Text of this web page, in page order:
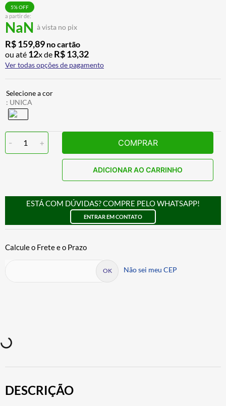
a partir de:
NaN à vista no pix
5% OFF
R$159,89 no cartão
ou até 12x de R$13,32
Ver todas opções de pagamento
: UNICA
- 1 + COMPRAR
ADICIONAR AO CARRINHO
ESTÁ COM DÚVIDAS? COMPRE PELO WHATSAPP!
ENTRAR EM CONTATO
Não sei meu CEP
DESCRIÇÃO
7º
8 º CALÇA
9º AIROH
10º BOTAS